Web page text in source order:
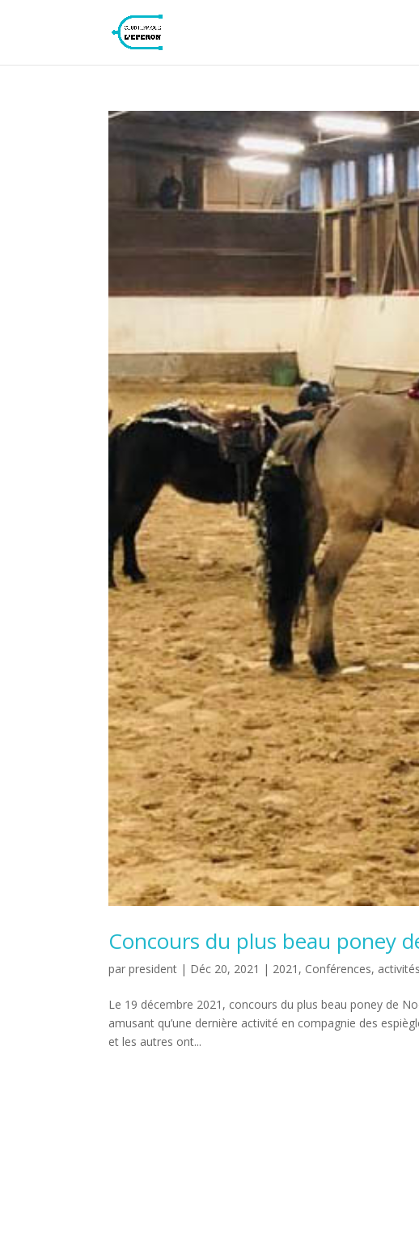
Concours du plus beau poney
parpresident | Déc 20, 2021 | 2021 , Conférences,
Le 19 décembre 2021, concours du plus beau poney de
amusant qu’une dernière activité en compagnie des
et les autres ont...